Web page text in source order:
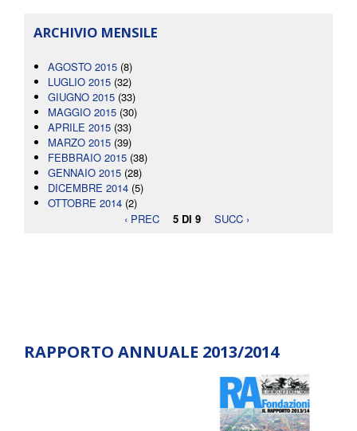
ARCHIVIO MENSILE
AGOSTO 2015 (8)
LUGLIO 2015 (32)
GIUGNO 2015 (33)
MAGGIO 2015 (30)
APRILE 2015 (33)
MARZO 2015 (39)
FEBBRAIO 2015 (38)
GENNAIO 2015 (28)
DICEMBRE 2014 (5)
OTTOBRE 2014 (2)
‹ PREC
5 DI 9 SUCC ›
RAPPORTO ANNUALE 2013/2014